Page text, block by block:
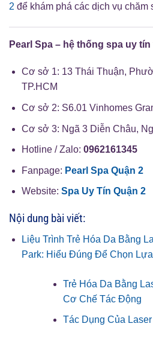
2 để khám phá các dịch vụ chăm
Pearl Spa – hệ thống spa uy
Cơ sở 1: 13 Thái Thuận,
TP.HCM
Cơ sở 2: S6.01 Vinhomes
Cơ sở 3: Ngã 3 Diễn Châu,
Hotline / Zalo: 0962161345
Fanpage: Pearl Spa Quận 2
Website: Spa Uy Tín Quận 2
Nội dung bài viết:
Liệu Trình Trẻ Hóa Da Bằng
Park: Hiểu Đúng Để Chọn Lựa
Trẻ Hóa Da Bằng
Cơ Chế Tác Động
Tác Dụng Của